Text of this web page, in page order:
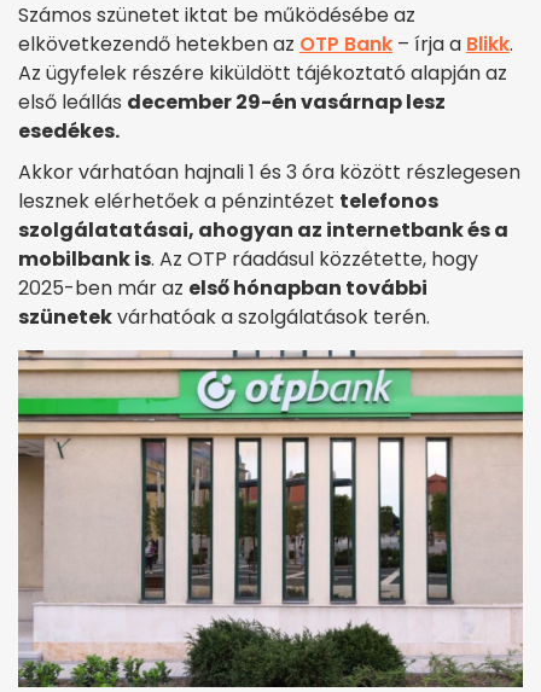
Számos szünetet iktat be működésébe az
elkövetkezendő hetekben az OTP Bank – írja a Blikk.
Az ügyfelek részére kiküldött tájékoztató alapján az
első leállás december 29-én vasárnap lesz
esedékes.
Akkor várhatóan hajnali 1 és 3 óra között részlegesen
lesznek elérhetőek a pénzintézet telefonos
szolgálatatásai, ahogyan az internetbank és a
mobilbank is. Az OTP ráadásul közzétette, hogy
2025-ben már az első hónapban további
szünetekvárhatóak a szolgálatások terén.